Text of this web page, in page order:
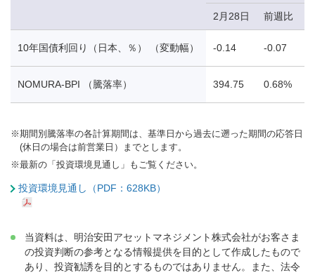
2月28日 前週比
10年国債利回り（日本、％） （変動幅） -0.14 -0.07
NOMURA-BPI （騰落率） 394.75 0.68%
※期間別騰落率の各計算期間は、基準日から過去に遡った期間の応答日
(休日の場合は前営業日）までとします。
※最新の「投資環境見通し」もご覧ください。
投資環境見通し（PDF：628KB）
当資料は、明治安田アセットマネジメント株式会社がお客さま
の投資判断の参考となる情報提供を目的として作成したもので
あり、投資勧誘を目的とするものではありません。また、法令